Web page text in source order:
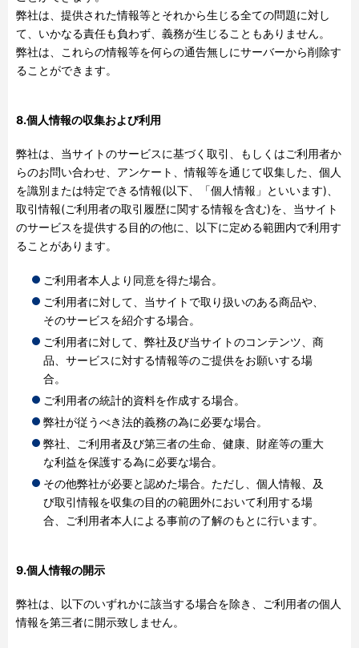
弊社は、提供された情報等とそれから生じる全ての問題に対し
て、いかなる責任も負わず、義務が生じることもありません。
弊社は、これらの情報等を何らの通告無しにサーバーから削除す
ることができます。
8.個人情報の収集および利用
弊社は、当サイトのサービスに基づく取引、もしくはご利用者か
らのお問い合わせ、アンケート、情報等を通じて収集した、個人
を識別または特定できる情報(以下、「個人情報」といいます)
取引情報(ご利用者の取引履歴に関する情報を含む)を、当サイト
のサービスを提供する目的の他に、以下に定める範囲内で利用す
ることがあります。
ご利用者本人より同意を得た場合。
ご利用者に対して、当サイトで取り扱いのある商品や、
そのサービスを紹介する場合。
ご利用者に対して、弊社及び当サイトのコンテンツ、商
品、サービスに対する情報等のご提供をお願いする場
合。
ご利用者の統計的資料を作成する場合。
弊社が従うべき法的義務の為に必要な場合。
弊社、ご利用者及び第三者の生命、健康、財産等の重大
な利益を保護する為に必要な場合。
その他弊社が必要と認めた場合。ただし、個人情報、及
び取引情報を収集の目的の範囲外において利用する場
合、ご利用者本人による事前の了解のもとに行います。
9.個人情報の開示
弊社は、以下のいずれかに該当する場合を除き、ご利用者の個人
情報を第三者に開示致しません。